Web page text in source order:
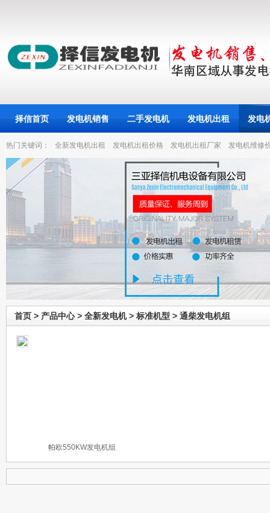
择信首页 发电机销售 二手发电机 发电机出租 发电
热门关键词： 全新发电机出租 发电机出租价格 发电机出租厂家 发电机维修
首页 > 产品中心> 全新发电机> 标准机型 > 通柴发电机组
帕欧550KW发电机组